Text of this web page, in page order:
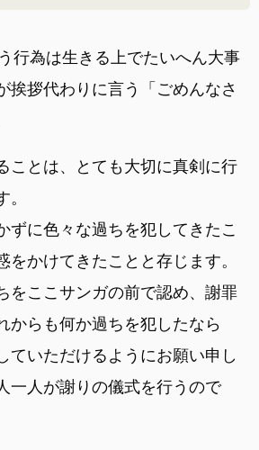
行為は生きる上でたいへん大事
挨拶代わりに言う「ごめんなさ
ことは、とても大切に真剣に行
ずに色々な過ちを犯してきたこ
をかけてきたことと存じます。
をここサンガの前で認め、謝罪
からも何か過ちを犯したなら
ていただけるようにお願い申し
一人が謝りの儀式を行うので